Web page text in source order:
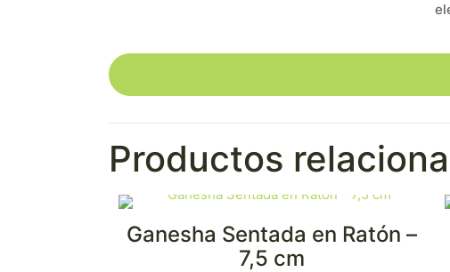
Productos
Ganesha Sentada en Ratón –
7,5 cm